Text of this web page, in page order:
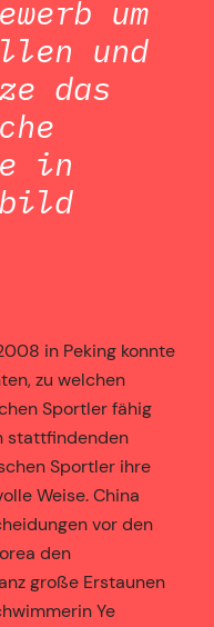
um
und
das
in
in Peking konnte
zu welchen
Sportler fähig
stattfindenden
Sportler ihre
Weise. China
vor den
den
große Erstaunen
Ye